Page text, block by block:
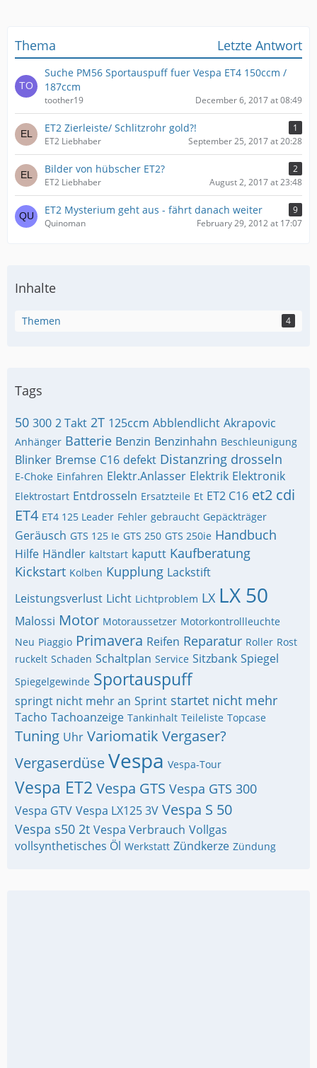
Thema Letzte Antwort
Suche PM56 Sportauspuff fuer Vespa ET4 150ccm /
187ccm
toother19 December 6, 2017 at 08:49
ET2 Zierleiste/ Schlitzrohr gold?!
1
ET2 Liebhaber
September 25, 2017 at 20:28
Bilder von hübscher ET2?
2
ET2 Liebhaber
August 2, 2017 at 23:48
ET2 Mysterium geht aus - fährt danach weiter
9
Quinoman
February 29, 2012 at 17:07
Inhalte
Themen 4
Tags
50 300 2 Takt 2T 125ccm Abblendlicht Akrapovic
Anhänger Batterie Benzin Benzinhahn Beschleunigung
Blinker Bremse C16 defekt Distanzring drosseln
E-Choke Einfahren Elektr.Anlasser Elektrik Elektronik
Elektrostart Entdrosseln Ersatzteile Et ET2 C16 et2 cdi
ET4 ET4 125 Leader Fehler gebraucht Gepäckträger
Geräusch GTS 125 Ie GTS 250 GTS 250ie Handbuch
Hilfe Händler kaltstart kaputt Kaufberatung
Kickstart Kolben Kupplung Lackstift
Leistungsverlust Licht Lichtproblem LX LX 50
Malossi Motor Motoraussetzer Motorkontrollleuchte
Neu Piaggio Primavera Reifen Reparatur Roller Rost
ruckelt Schaden Schaltplan Service Sitzbank Spiegel
Spiegelgewinde Sportauspuff
springt nicht mehr an Sprint startet nicht mehr
Tacho Tachoanzeige Tankinhalt Teileliste Topcase
Tuning Uhr Variomatik Vergaser?
VergaserdüseVespa Vespa-Tour
Vespa ET2 Vespa GTS Vespa GTS 300
Vespa GTV Vespa LX125 3V Vespa S 50
Vespa s50 2t Vespa Verbrauch Vollgas
vollsynthetisches Öl Werkstatt Zündkerze Zündung